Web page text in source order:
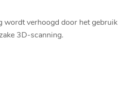
wordt verhoogd door het gebruik
3D-scanning.